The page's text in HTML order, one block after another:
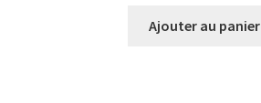
Ajouter au panier